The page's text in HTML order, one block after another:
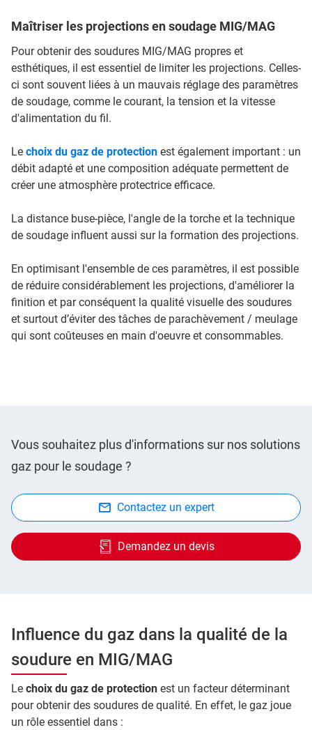
Maîtriser les projections en soudage MIG/MAG
Pour obtenir des soudures MIG/MAG propres et
esthétiques, il est essentiel de limiter les projections. Celles-
ci sont souvent liées à un mauvais réglage des paramètres
de soudage, comme le courant, la tension et la vitesse
d'alimentation du fil.
Le choix du gaz de protection est également important : un
débit adapté et une composition adéquate permettent de
créer une atmosphère protectrice efficace.
La distance buse-pièce, l'angle de la torche et la technique
de soudage influent aussi sur la formation des projections.
En optimisant l'ensemble de ces paramètres, il est possible
de réduire considérablement les projections, d'améliorer la
finition et par conséquent la qualité visuelle des soudures
et surtout d’éviter des tâches de parachèvement / meulage
qui sont coûteuses en main d'oeuvre et consommables.
Vous souhaitez plus d'informations sur nos solutions
gaz pour le soudage ?
Contactez un expert
Demandez un devis
Influence du gaz dans la qualité de la
soudure en MIG/MAG
Le choix du gaz de protection est un facteur déterminant
pour obtenir des soudures de qualité. En effet, le gaz joue
un rôle essentiel dans :